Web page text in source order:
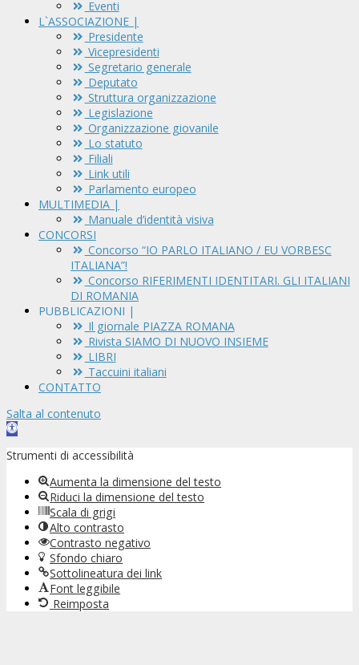
Eventi
L`ASSOCIAZIONE |
Presidente
Vicepresidenti
Segretario generale
Deputato
Struttura organizzazione
Legislazione
Organizzazione giovanile
Lo statuto
Filiali
Link utili
Parlamento europeo
MULTIMEDIA |
Manuale d’identità visiva
CONCORSI
Concorso “IO PARLO ITALIANO / EU VORBESC
ITALIANA”!
Concorso RIFERIMENTI IDENTITARI. GLI ITALIANI
DI ROMANIA
PUBBLICAZIONI |
Il giornale PIAZZA ROMANA
Rivista SIAMO DI NUOVO INSIEME
LIBRI
Taccuini italiani
CONTATTO
Salta al contenuto
Apri
barra
strumenti
Strumenti di accessibilità
Aumenta la dimensione del testo
Riduci la dimensione del testo
Scala di grigi
Alto contrasto
Contrasto negativo
Sfondo chiaro
Sottolineatura dei link
Font leggibile
Reimposta